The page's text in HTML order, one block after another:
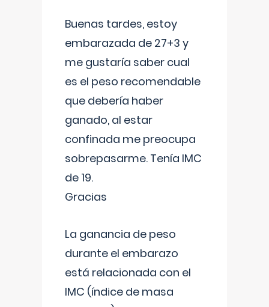
Buenas tardes, estoy
embarazada de 27+3 y
me gustaría saber cual
es el peso recomendable
que debería haber
ganado, al estar
confinada me preocupa
sobrepasarme. Tenía IMC
de 19.
Gracias
La ganancia de peso
durante el embarazo
está relacionada con el
IMC (índice de masa